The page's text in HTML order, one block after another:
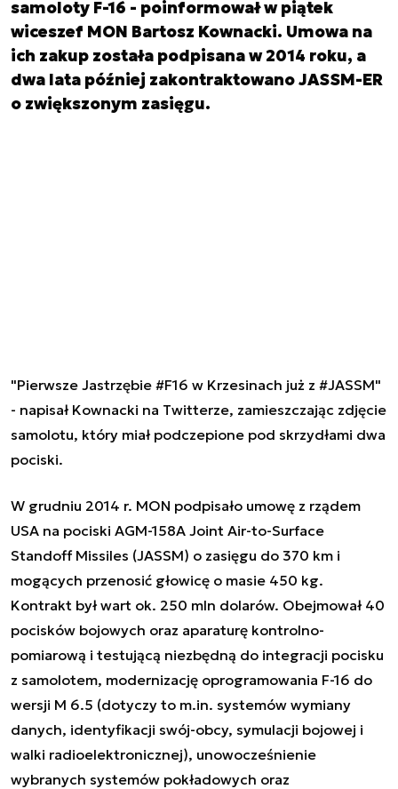
samoloty F-16 - poinformował w piątek
wiceszef MON Bartosz Kownacki. Umowa na
ich zakup została podpisana w 2014 roku, a
dwa lata później zakontraktowano JASSM-ER
o zwiększonym zasięgu.
"Pierwsze Jastrzębie #F16 w Krzesinach już z #JASSM"
- napisał Kownacki na Twitterze, zamieszczając zdjęcie
samolotu, który miał podczepione pod skrzydłami dwa
pociski.
W grudniu 2014 r. MON podpisało umowę z rządem
USA na pociski AGM-158A Joint Air-to-Surface
Standoff Missiles (JASSM) o zasięgu do 370 km i
mogących przenosić głowicę o masie 450 kg.
Kontrakt był wart ok. 250 mln dolarów. Obejmował 40
pocisków bojowych oraz aparaturę kontrolno-
pomiarową i testującą niezbędną do integracji pocisku
z samolotem, modernizację oprogramowania F-16 do
wersji M 6.5 (dotyczy to m.in. systemów wymiany
danych, identyfikacji swój-obcy, symulacji bojowej i
walki radioelektronicznej), unowocześnienie
wybranych systemów pokładowych oraz